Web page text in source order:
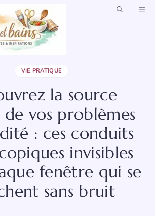
VIE PRATIQUE
la source
de vos problèmes
: ces conduits
invisibles
fenêtre qui se
sans bruit